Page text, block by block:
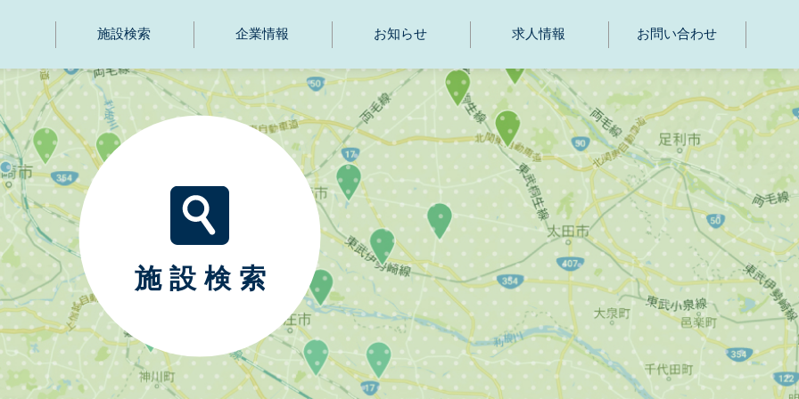
施設検索 企業情報 お知らせ 求人情報 お問い合わせ
施設検索